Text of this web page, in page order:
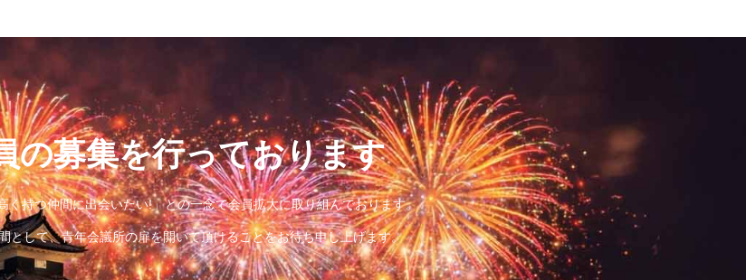
の募集を行っております
く持つ仲間に出会いたい!」との一念で会員拡大に取り組んでおります。
として、青年会議所の扉を開いて頂けることをお待ち申し上げます。